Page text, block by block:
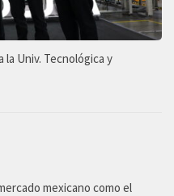
la Univ. Tecnológica y
mexicano como el